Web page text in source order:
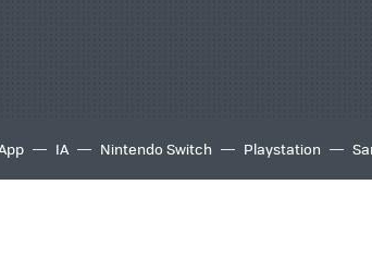
IA Nintendo Switch Playstation